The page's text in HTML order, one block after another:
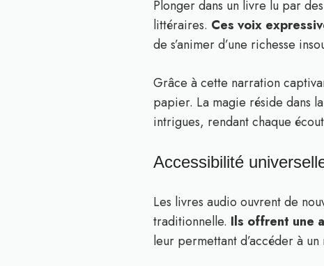
Plonger dans un livre lu par
littéraires. Ces voix
de s’animer d’une richesse
Grâce à cette narration
papier. La magie réside dans
intrigues, rendant chaque
Accessibilité
Les livres audio ouvrent de
traditionnelle. Ils offrent une
leur permettant d’accéder à